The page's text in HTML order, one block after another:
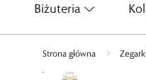
Biżuteria
Strona główna Zegarki